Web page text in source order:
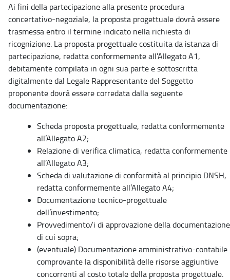
Ai fini della partecipazione alla presente procedura
concertativo-negoziale, la proposta progettuale dovrà essere
trasmessa entro il termine indicato nella richiesta di
ricognizione. La proposta progettuale costituita da istanza di
partecipazione, redatta conformemente all’Allegato A1,
debitamente compilata in ogni sua parte e sottoscritta
digitalmente dal Legale Rappresentante del Soggetto
proponente dovrà essere corredata dalla seguente
documentazione:
Scheda proposta progettuale, redatta conformemente
all’Allegato A2;
Relazione di verifica climatica, redatta conformemente
all’Allegato A3;
Scheda di valutazione di conformità al principio DNSH,
redatta conformemente all’Allegato A4;
Documentazione tecnico-progettuale
dell’investimento;
Provvedimento/i di approvazione della documentazione
di cui sopra;
(eventuale) Documentazione amministrativo-contabile
comprovante la disponibilità delle risorse aggiuntive
concorrenti al costo totale della proposta progettuale.